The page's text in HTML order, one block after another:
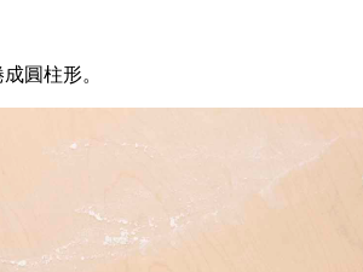
圓柱形。